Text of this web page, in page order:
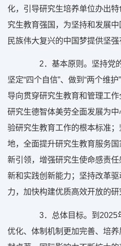
化，引导研究生培养单位办出
究生教育强国，为坚持和发展
民族伟大复兴的中国梦提供坚强
2 ．基本原则。坚持党
坚定“四个自信”、做到“两个维
导向贯穿研究生教育和管理工
研究生德智体美劳全面发展为
验研究生教育工作的根本标准
地，全面提升研究生教育服务
新引领，增强研究生使命感责
新和实践创新能力；坚持改革
力，加快构建优质高效开放的研
3．总体目标。到 2025
优化、体制机制更加完善、培